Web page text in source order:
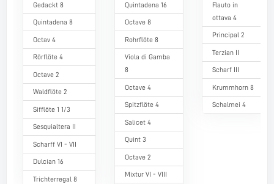
Gedackt 8
Quintadena 8
Octav 4
Rörflöte 4
Octave 2
Waldflöte 2
Sifflöte 1 1/3
Sesquialtera II
Scharff VI - VII
Dulcian 16
Trichterregal 8
Quintadena 16
Octave 8
Rohrflöte 8
Viola di Gamba
8
Octave 4
Spitzflöte 4
Salicet 4
Quint 3
Octave 2
Mixtur VI - VIII
Flauto in
ottava 4
Principal 2
Terzian II
Scharf III
Krummhorn 8
Schalmei 4